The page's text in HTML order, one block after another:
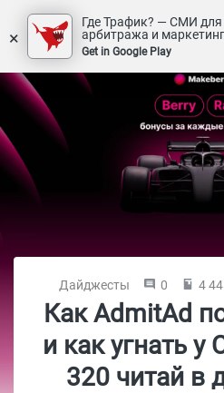
×
Где Трафик? — СМИ для
арбитража и
Get in Google Play
Дайджесты 0 4
Как AdmitAd
и как угнать у
320 читай в